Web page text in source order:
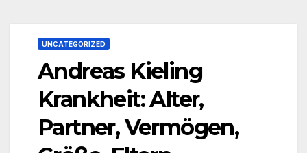
UNCATEGORIZED
Andreas Kieling
Krankheit: Alter,
Partner, Vermögen,